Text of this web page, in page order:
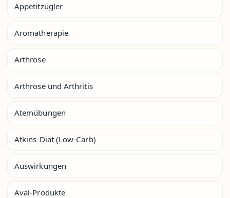
Appetitzügler
Aromatherapie
Arthrose
Arthrose und Arthritis
Atemübungen
Atkins-Diät (Low-Carb)
Auswirkungen
Aval-Produkte